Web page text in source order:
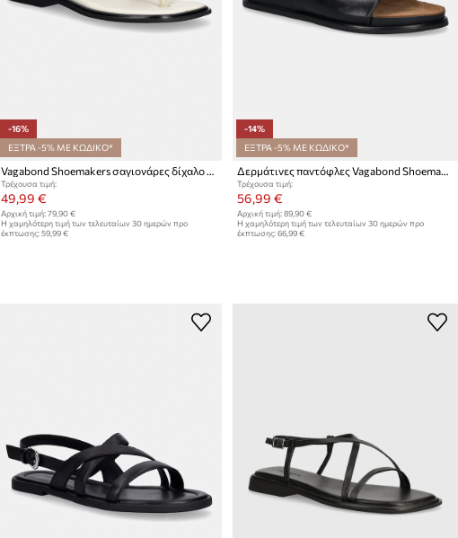
-16%
ΕΞΤΡΑ -5% ΜΕ ΚΩΔΙΚΟ*
Vagabond Shoemakers σαγιονάρες δίχαλο Γυναικείες δερμάτινες IZZY
Τρέχουσα τιμή:
49,99 €
Αρχική τιμή: 79,90 €
Η χαμηλότερη τιμή των τελευταίων 30 ημερών προ
έκπτωσης: 59,99 €
-14%
ΕΞΤΡΑ -5% ΜΕ ΚΩΔΙΚΟ*
Δερμάτινες παντόφλες Vagabond Shoemakers EFFIE
Τρέχουσα τιμή:
56,99 €
Αρχική τιμή: 89,90 €
Η χαμηλότερη τιμή των τελευταίων 30 ημερών προ
έκπτωσης: 66,99 €